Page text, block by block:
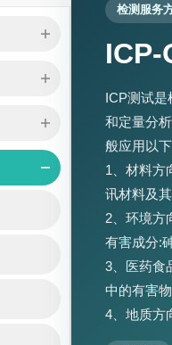
检测服务
ICP-
ICP测试是
和定量分
般应用以下
1、材料方
讯材料及
2、环境方
有害成分:
3、医药食
中的有害
4、地质方